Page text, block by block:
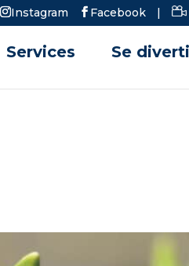
Instagram Facebook |
Services Se